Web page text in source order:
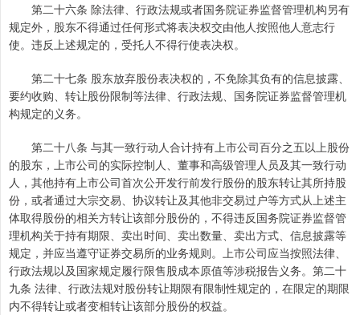
第二十六条 除法律、行政法规或者国务院证券监督管理机构另有
规定外，股东不得通过任何形式将表决权交由他人按照他人意志行
使。违反上述规定的，受托人不得行使表决权。
第二十七条 股东放弃股份表决权的，不免除其负有的信息披露、
要约收购、转让股份限制等法律、行政法规、国务院证券监督管理机
构规定的义务。
第二十八条 与其一致行动人合计持有上市公司百分之五以上股份
的股东，上市公司的实际控制人、董事和高级管理人员及其一致行动
人，其他持有上市公司首次公开发行前发行股份的股东转让其所持股
份，或者通过大宗交易、协议转让及其他非交易过户等方式从上述主
体取得股份的相关方转让该部分股份的，不得违反国务院证券监督管
理机构关于持有期限、卖出时间、卖出数量、卖出方式、信息披露等
规定，并应当遵守证券交易所的业务规则。上市公司应当按照法律、
行政法规以及国家规定履行限售股成本原值等涉税报告义务。第二十
九条 法律、行政法规对股份转让期限有限制性规定的，在限定的期限
内不得转让或者变相转让该部分股份的权益。